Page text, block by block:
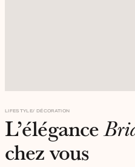
DÉCORATION
LIFESTYLE
L’élégance
chez vous